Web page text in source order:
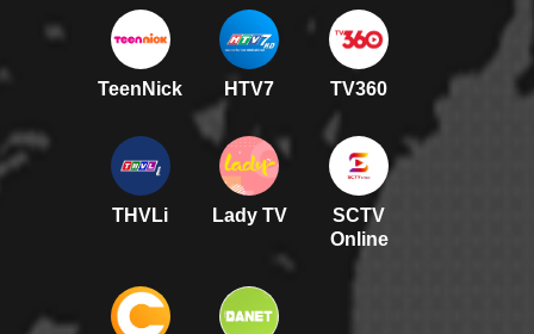
TeenNick HTV7 TV360
THVLi Lady TV
SCTV
Online